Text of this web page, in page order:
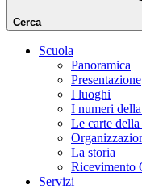
Cerca
Scuola
Panoramica
Presentazione
I luoghi
I numeri
Le carte della
La storia
Ricevimento
Servizi